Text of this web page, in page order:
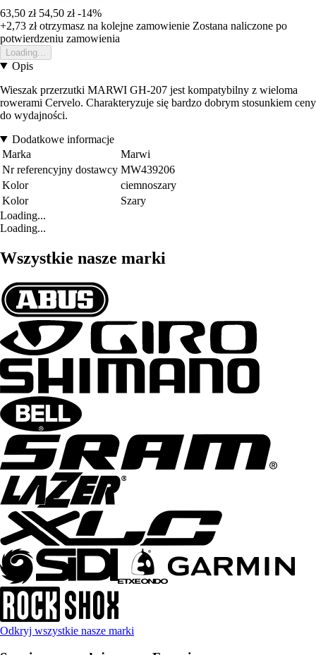
63,50 zł 54,50 zł -14%
+2,73 złotrzymasz na kolejne zamowienie Zostana naliczone po
potwierdzeniu zamowienia
Loading...
Opis
Wieszak przerzutki MARWI GH-207 jest kompatybilny z wieloma
rowerami Cervelo. Charakteryzuje się bardzo dobrym stosunkiem ceny
do wydajności.
Dodatkowe informacje
Marka
Marwi
Nr referencyjny dostawcy MW439206
Kolor
ciemnoszary
Kolor
Szary
Loading...
Loading...
Wszystkie nasze marki
Odkryj wszystkie nasze marki